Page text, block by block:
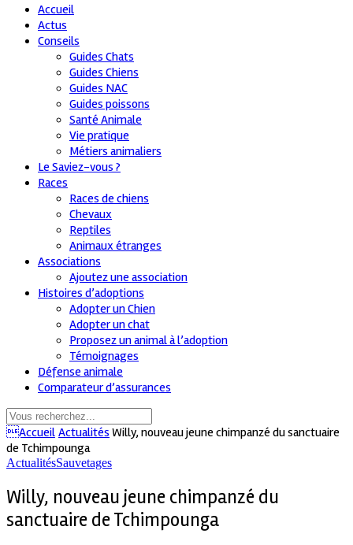
Accueil
Actus
Conseils
Guides Chats
Guides Chiens
Guides NAC
Guides poissons
Santé Animale
Vie pratique
Métiers animaliers
Le Saviez-vous ?
Races
Races de chiens
Chevaux
Reptiles
Animaux étranges
Associations
Ajoutez une association
Histoires d’adoptions
Adopter un Chien
Adopter un chat
Proposez un animal à l’adoption
Témoignages
Défense animale
Comparateur d’assurances
Accueil Actualités Willy, nouveau jeune chimpanzé du sanctuaire
de Tchimpounga
ActualitésSauvetages
Willy, nouveau jeune chimpanzé du
sanctuaire de Tchimpounga